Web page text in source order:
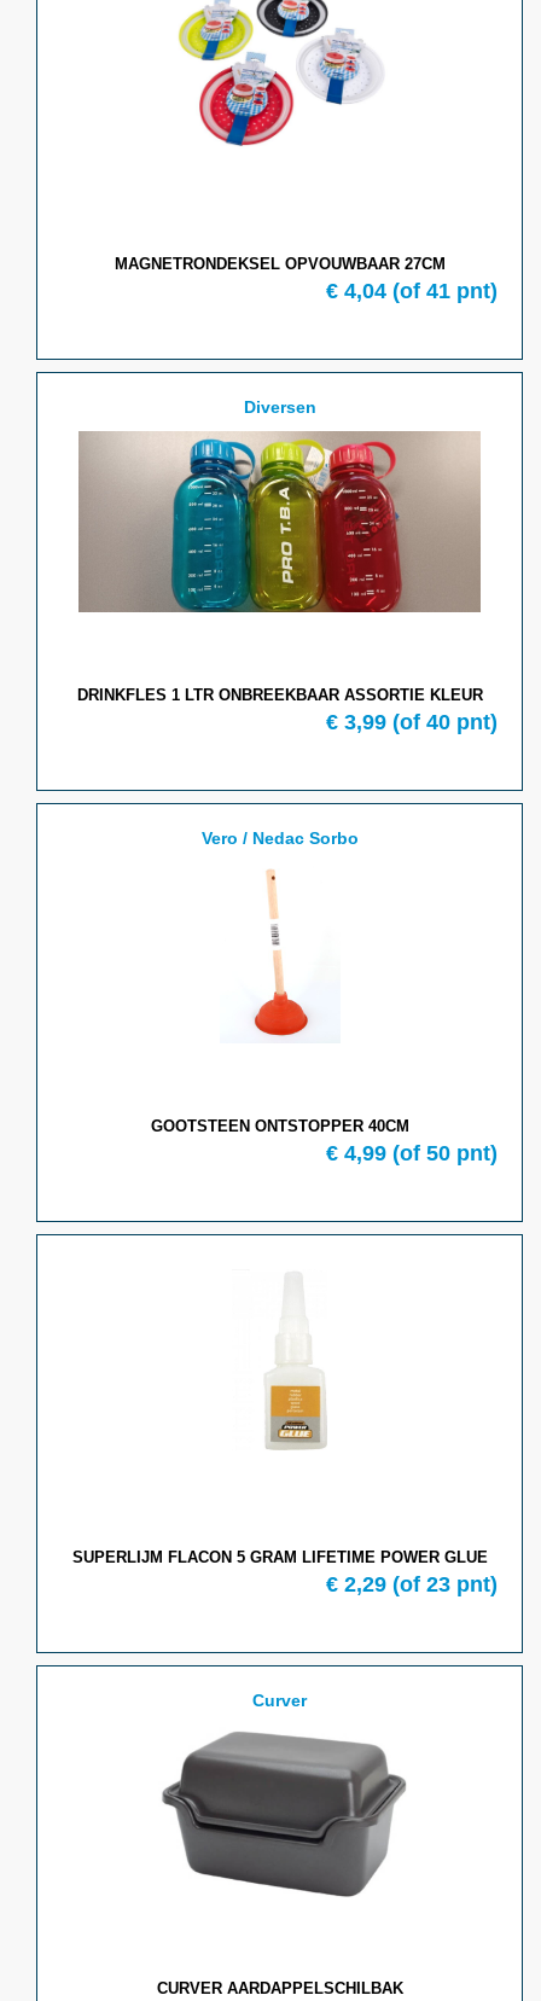
MAGNETRONDEKSEL OPVOUWBAAR 27CM
€ 4,04 (of 41 pnt)
Diversen
DRINKFLES 1 LTR ONBREEKBAAR ASSORTIE KLEUR
€ 3,99 (of 40 pnt)
Vero / Nedac Sorbo
GOOTSTEEN ONTSTOPPER 40CM
€ 4,99 (of 50 pnt)
SUPERLIJM FLACON 5 GRAM LIFETIME POWER GLUE
€ 2,29 (of 23 pnt)
Curver
CURVER AARDAPPELSCHILBAK